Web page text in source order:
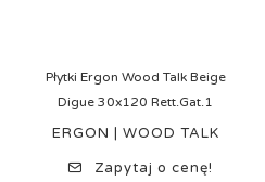
Płytki Ergon Wood Talk Beige
Digue 30x120 Rett.Gat.1
ERGON | WOOD TALK
Zapytaj o cenę!